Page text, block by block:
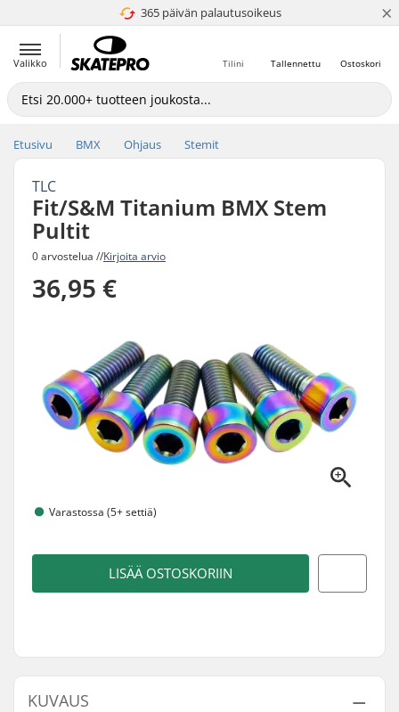
365 päivän palautusoikeus
4.8 / 5 ×
Valikko Ostoskori
Tallennettu
Tilini
Etusivu BMX Ohjaus Stemit
TLC
Fit/S&M Titanium BMX Stem
Pultit
0 arvostelua //Kirjoita arvio
36,95 €
Varastossa (5+ settiä)
LISÄÄ OSTOSKORIIN
KUVAUS